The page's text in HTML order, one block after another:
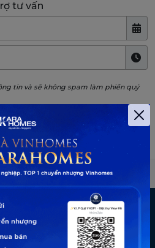
tư vấn
tin và sẽ không spam làm phiền quý